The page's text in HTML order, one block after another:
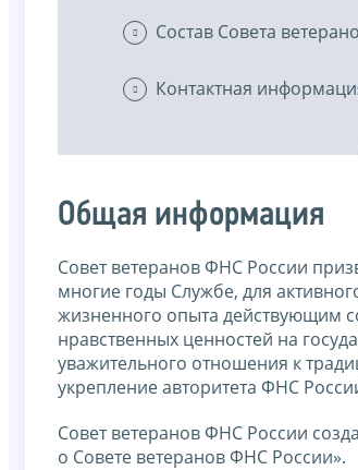
Состав Совета
Контактная
Общая информация
Совет ветеранов ФНС России
многие годы Службе, для
жизненного опыта действующим
нравственных ценностей на
уважительного отношения к
укрепление авторитета ФНС
Совет ветеранов ФНС России
о Совете ветеранов ФНС России».